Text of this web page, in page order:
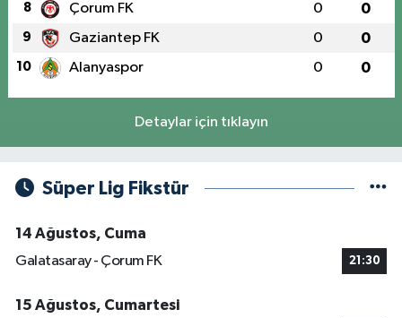
8 Çorum FK 0 0
9 Gaziantep FK 0 0
10 Alanyaspor 0 0
Detaylar için tıklayın
Süper Lig Fikstür
14 Ağustos, Cuma
Galatasaray - Çorum FK
21:30
15 Ağustos, Cumartesi